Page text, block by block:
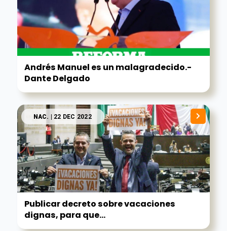
Andrés Manuel es un malagradecido.-
Dante Delgado
NAC. | 22 DEC 2022
Publicar decreto sobre vacaciones
dignas, para que...